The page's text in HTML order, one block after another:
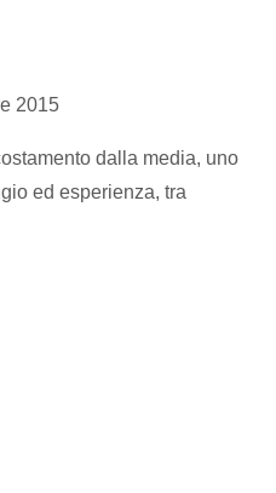
2015
dalla media, uno
ed esperienza, tra